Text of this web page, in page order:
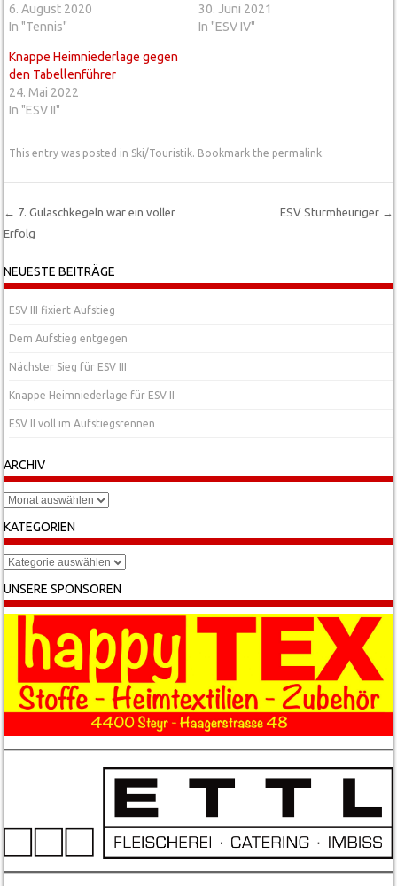
6. August 2020
In "Tennis"
30. Juni 2021
In "ESV IV"
Knappe Heimniederlage gegen
den Tabellenführer
24. Mai 2022
In "ESV II"
This entry was posted in Ski/Touristik . Bookmark the permalink
Post navigation
←
7. Gulaschkegeln war ein voller
Erfolg
ESV Sturmheuriger →
NEUESTE BEITRÄGE
ESV III fixiert Aufstieg
Dem Aufstieg entgegen
Nächster Sieg für ESV III
Knappe Heimniederlage für ESV II
ESV II voll im Aufstiegsrennen
ARCHIV
Archiv
KATEGORIEN
Kategorien
UNSERE SPONSOREN